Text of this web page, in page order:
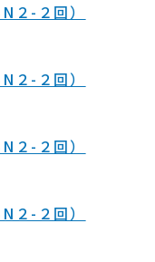
-２回）
-２回）
-２回）
-２回）